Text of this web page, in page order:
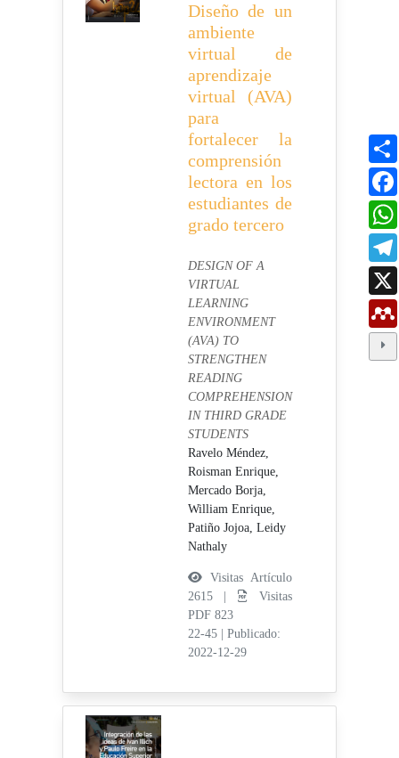
Diseño de un
ambiente
virtual de
aprendizaje
virtual (AVA)
para
fortalecer la
comprensión
lectora en los
estudiantes de
grado tercero
DESIGN OF A
VIRTUAL
LEARNING
ENVIRONMENT
(AVA) TO
STRENGTHEN
READING
COMPREHENSION
IN THIRD GRADE
STUDENTS
Ravelo Méndez,
Roisman Enrique,
Mercado Borja,
William Enrique,
Patiño Jojoa, Leidy
Nathaly
Visitas Artículo
2615 |
Visitas
PDF 823
22-45
Publicado:
2022-12-29